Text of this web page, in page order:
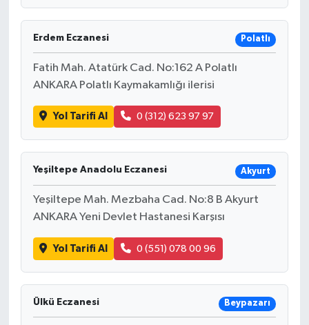
Erdem Eczanesi Polatlı
Fatih Mah. Atatürk Cad. No:162 A Polatlı
ANKARA Polatlı Kaymakamlığı ilerisi
Yol Tarifi Al 0 (312) 623 97 97
Yeşiltepe Anadolu Eczanesi Akyurt
Yeşiltepe Mah. Mezbaha Cad. No:8 B Akyurt
ANKARA Yeni Devlet Hastanesi Karşısı
Yol Tarifi Al 0 (551) 078 00 96
Ülkü Eczanesi Beypazarı